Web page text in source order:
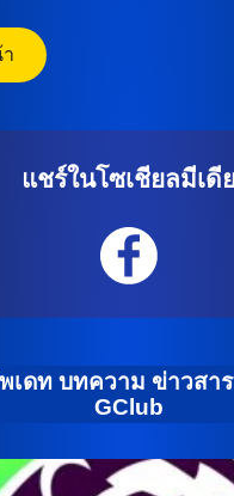
แชร์ในโซเชียลมีเดี
เดท บทความ ข่าวสา
GClub